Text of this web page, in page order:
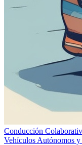
Conducción
Vehículos Autónomos